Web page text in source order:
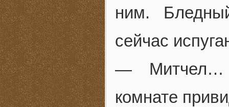
ним.
сейчас
— Митчел…
комнате